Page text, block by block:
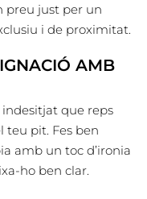
preu just per un
i de proximitat.
AMB
que reps
teu pit. Fes ben
amb un toc d’ironia
ho ben clar.